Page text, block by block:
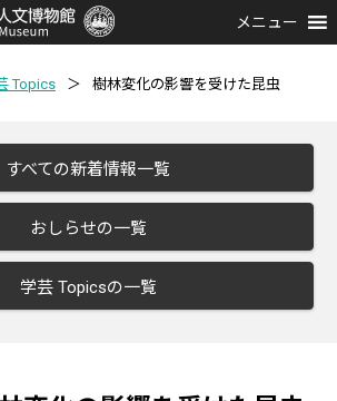
メニュー
Topics ＞ 樹林変化の影響を受けた昆虫
すべての新着情報一覧
おしらせの一覧
学芸 Topicsの一覧